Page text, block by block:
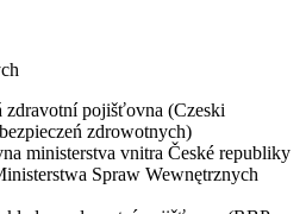
zdravotní pojišťovna (Czeski
zdrowotnych)
ministerstva vnitra České republiky
Spraw Wewnętrznych